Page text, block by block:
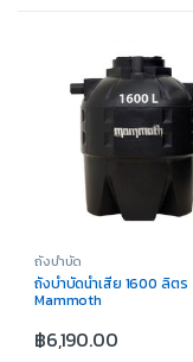
ถังบำบัด
ถังบำบัดน้ำเสีย 1600 ลิตร
Mammoth
฿6,190.00